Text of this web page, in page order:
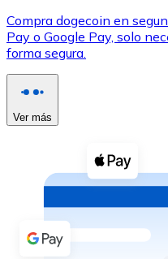
Ver todo
Compra
Comprar con efectivo
Transferencia SEPA
Añade fondos a tu
Comprar con
Compra dogecoin en
Pay o Google Pay, solo
forma segura.
Ver más